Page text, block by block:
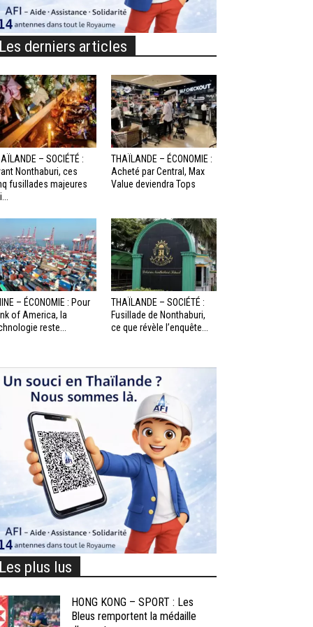
derniers articles
– SOCIÉTÉ :
Nonthaburi, ces
fusillades majeures
THAÏLANDE – ÉCONOMIE :
Acheté par Central, Max
Value deviendra Tops
– ÉCONOMIE : Pour
of America, la
reste...
THAÏLANDE – SOCIÉTÉ :
Fusillade de Nonthaburi,
ce que révèle l’enquête...
plus lus
HONG KONG – SPORT : Les
Bleus remportent la médaille